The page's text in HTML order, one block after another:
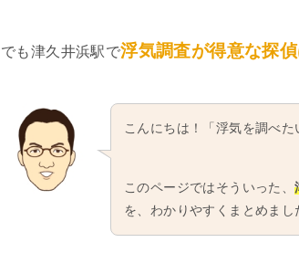
でも津久井浜駅で浮気調査が得意な探
こんにちは！「浮気を調べた
このページではそういった、
を、わかりやすくまとめまし